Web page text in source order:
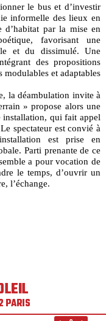
le bus et d’investir
informelle des lieux en
d’habitat par la mise en
favorisant une
et du dissimulé. Une
des propositions
et adaptables
la déambulation invite à
» propose alors une
installation, qui fait appel
spectateur est convié à
est prise en
Parti prenante de ce
a pour vocation de
le temps, d’ouvrir un
l’échange.
PARIS